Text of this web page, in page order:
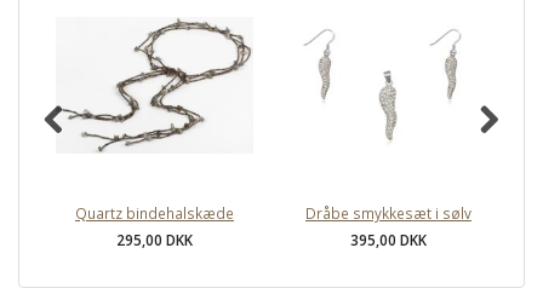
Quartz bindehalskæde
295,00 DKK
Dråbe smykkesæt i sølv
395,00 DKK